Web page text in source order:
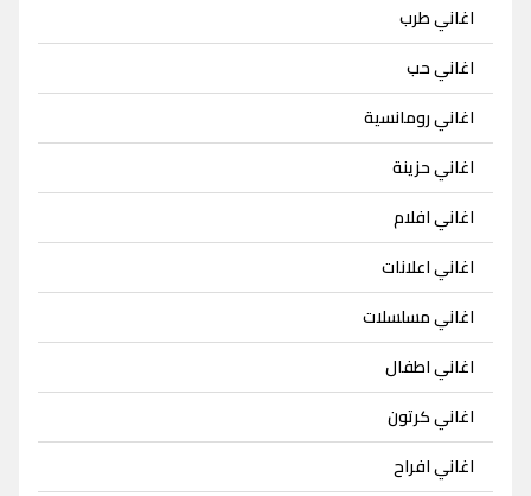
اغاني طرب
اغاني حب
اغاني رومانسية
اغاني حزينة
اغاني افلام
اغاني اعلانات
اغاني مسلسلات
اغاني اطفال
اغاني كرتون
اغاني افراح